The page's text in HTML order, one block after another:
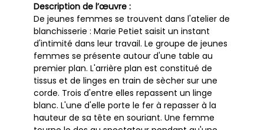
Description de l’œuvre :
De jeunes femmes se trouvent dans l'atelier de
blanchisserie : Marie Petiet saisit un instant
d'intimité dans leur travail. Le groupe de jeunes
femmes se présente autour d'une table au
premier plan. L'arrière plan est constitué de
tissus et de linges en train de sècher sur une
corde. Trois d'entre elles repassent un linge
blanc. L'une d'elle porte le fer à repasser à la
hauteur de sa tête en souriant. Une femme